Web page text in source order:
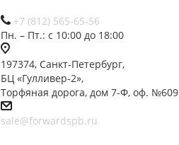
+7 (812) 565-65-56
Пн. – Пт.: с 10:00 до 18:00
197374, Санкт-Петербург,
БЦ «Гулливер-2»,
Торфяная дорога, дом 7-Ф, оф. №609
sale@forwardspb.ru